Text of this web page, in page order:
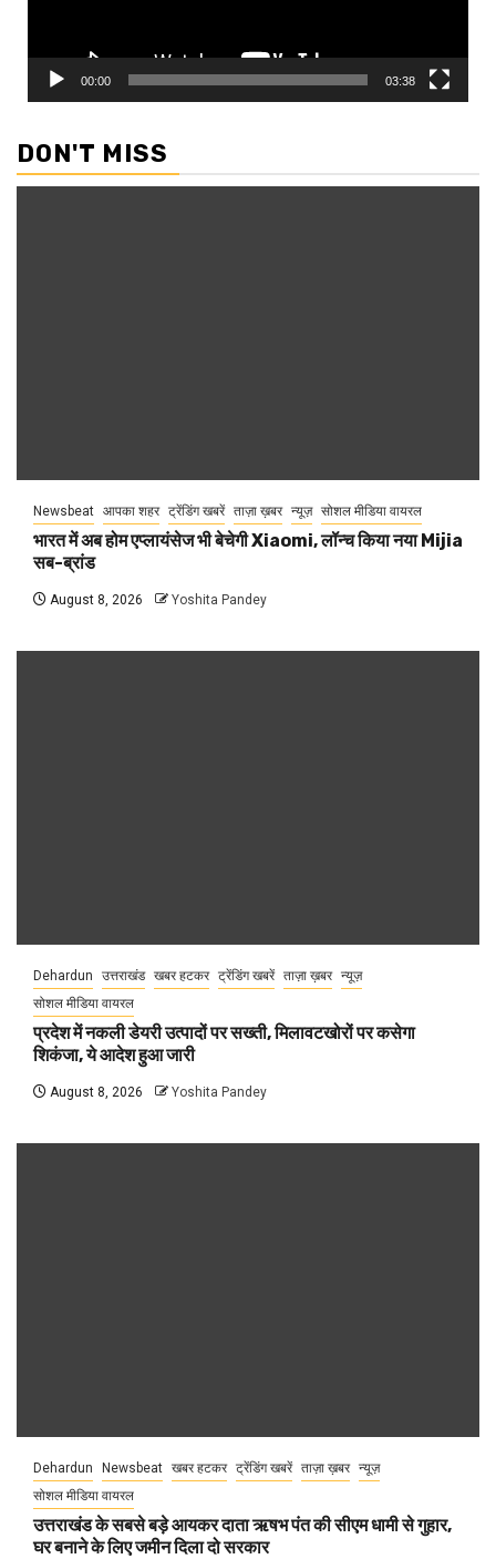
00:00 03:38
DON'T MISS
Newsbeat आपका शहर ट्रेंडिंग खबरें ताज़ा ख़बर न्यूज़ सोशल मीडिया वायरल
भारत में अब होम एप्लायंसेज भी बेचेगी Xiaomi, लॉन्च किया नया Mijia
सब-ब्रांड
August 8, 2026 Yoshita Pandey
Dehardun उत्तराखंड खबर हटकर ट्रेंडिंग खबरें ताज़ा ख़बर न्यूज़
सोशल मीडिया वायरल
प्रदेश में नकली डेयरी उत्पादों पर सख्ती, मिलावटखोरों पर कसेगा
शिकंजा, ये आदेश हुआ जारी
August 8, 2026 Yoshita Pandey
Dehardun Newsbeat खबर हटकर ट्रेंडिंग खबरें ताज़ा ख़बर न्यूज़
सोशल मीडिया वायरल
उत्तराखंड के सबसे बड़े आयकर दाता ऋषभ पंत की सीएम धामी से गुहार,
घर बनाने के लिए जमीन दिला दो सरकार